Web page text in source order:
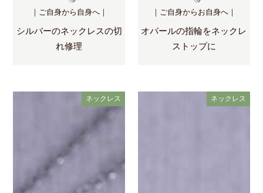
｜ご自身から自身へ｜
シルバーのネックレスの切
れ修理
｜ご自身からお自身へ｜
オパールの指輪をネックレ
ストップに
ネックレス ネックレス